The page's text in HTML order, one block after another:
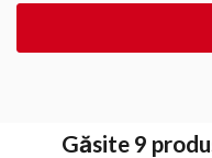
Găsite 9